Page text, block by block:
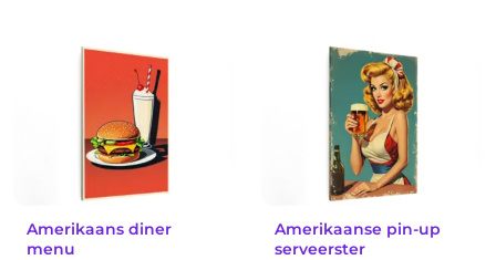
Amerikaans diner
menu
Amerikaanse pin-up
serveerster